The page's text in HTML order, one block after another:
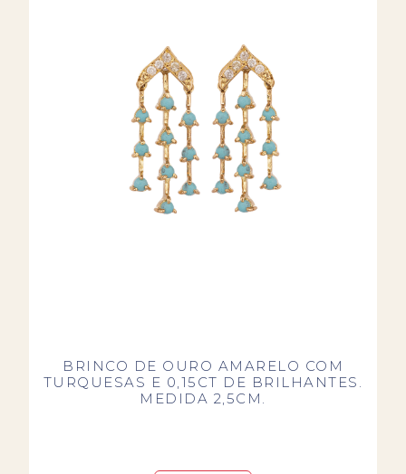
BRINCO DE OURO AMARELO COM
TURQUESAS E 0,15CT DE BRILHANTES.
MEDIDA 2,5CM.